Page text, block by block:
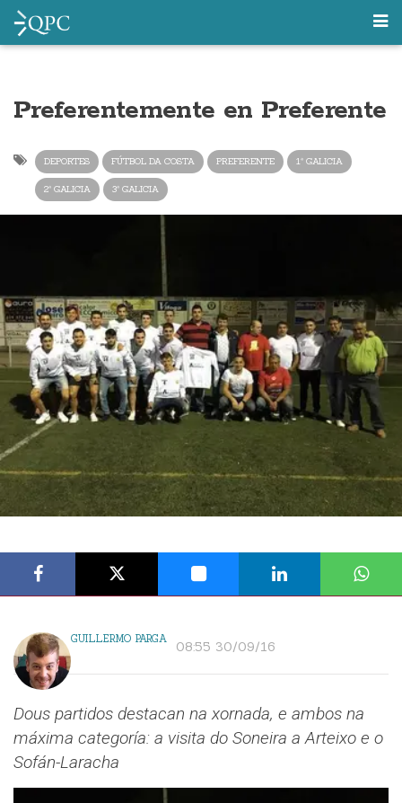
Preferentemente en Preferente
DEPORTES FÚTBOL DA COSTA PREFERENTE 1ª GALICIA
2ª GALICIA 3ª GALICIA
GUILLERMO PARGA 08:55 30/09/16
Dous partidos destacan na xornada, e ambos na
máxima categoría: a visita do Soneira a Arteixo e o
Sofán-Laracha